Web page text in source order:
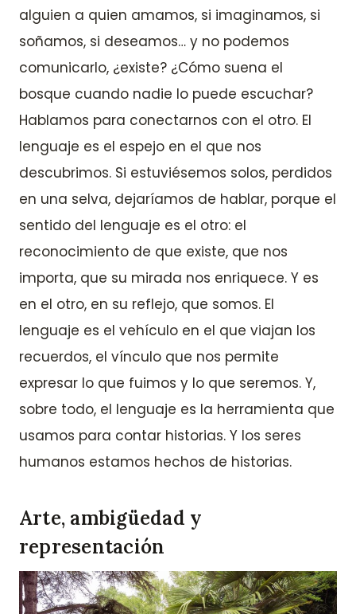
alguien a quien amamos, si imaginamos, si
soñamos, si deseamos… y no podemos
comunicarlo, ¿existe? ¿Cómo suena el
bosque cuando nadie lo puede escuchar?
Hablamos para conectarnos con el otro. El
lenguaje es el espejo en el que nos
descubrimos. Si estuviésemos solos, perdidos
en una selva, dejaríamos de hablar, porque el
sentido del lenguaje es el otro: el
reconocimiento de que existe, que nos
importa, que su mirada nos enriquece. Y es
en el otro, en su reflejo, que somos. El
lenguaje es el vehículo en el que viajan los
recuerdos, el vínculo que nos permite
expresar lo que fuimos y lo que seremos. Y,
sobre todo, el lenguaje es la herramienta que
usamos para contar historias. Y los seres
humanos estamos hechos de historias.
Arte, ambigüedad y
representación